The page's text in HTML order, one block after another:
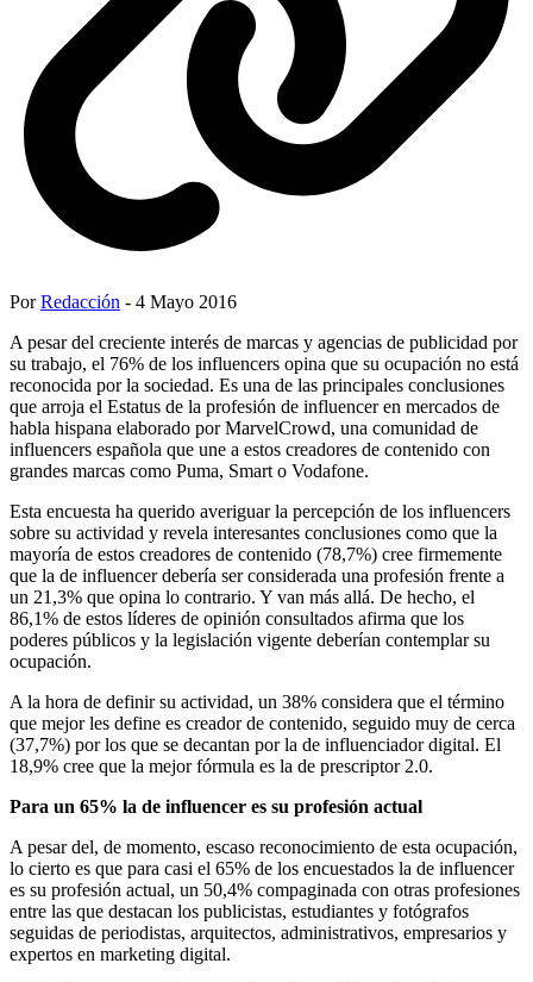
PorRedacción - 4 Mayo 2016
A pesar del creciente interés de marcas y agencias de publicidad por
su trabajo, el 76% de los influencers opina que su ocupación no está
reconocida por la sociedad. Es una de las principales conclusiones
que arroja el Estatus de la profesión de influencer en mercados de
habla hispana elaborado por MarvelCrowd, una comunidad de
influencers española que une a estos creadores de contenido con
grandes marcas como Puma, Smart o Vodafone.
Esta encuesta ha querido averiguar la percepción de los influencers
sobre su actividad y revela interesantes conclusiones como que la
mayoría de estos creadores de contenido (78,7%) cree firmemente
que la de influencer debería ser considerada una profesión frente a
un 21,3% que opina lo contrario. Y van más allá. De hecho, el
86,1% de estos líderes de opinión consultados afirma que los
poderes públicos y la legislación vigente deberían contemplar su
ocupación.
A la hora de definir su actividad, un 38% considera que el término
que mejor les define es creador de contenido, seguido muy de cerca
(37,7%) por los que se decantan por la de influenciador digital. El
18,9% cree que la mejor fórmula es la de prescriptor 2.0.
Para un 65% la de influencer es su profesión actual
A pesar del, de momento, escaso reconocimiento de esta ocupación,
lo cierto es que para casi el 65% de los encuestados la de influencer
es su profesión actual, un 50,4% compaginada con otras profesiones
entre las que destacan los publicistas, estudiantes y fotógrafos
seguidas de periodistas, arquitectos, administrativos, empresarios y
expertos en marketing digital.